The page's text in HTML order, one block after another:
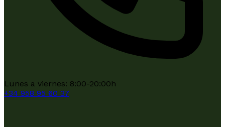
Lunes a viernes: 8:00-20:00h
+34 958 95 60 37